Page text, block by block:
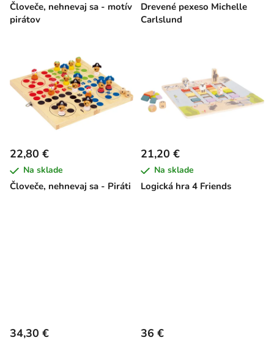
Človeče, nehnevaj sa - motív
pirátov
Drevené pexeso Michelle
Carlslund
Človeče, nehnevaj sa - Piráti
22,80 €
Na sklade
Logická hra 4 Friends
21,20 €
Na sklade
34,30 € 36 €